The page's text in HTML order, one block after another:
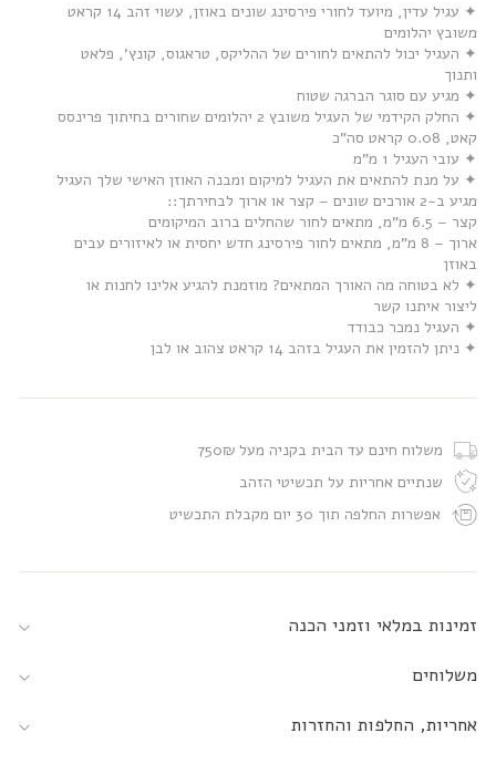
✦ עגיל עדין, מיועד לחורי פירסינג שונים באוזן, עשוי זהב 14 קראט
משובץ יהלומים
✦ העגיל יכול להתאים לחורים של ההליקס, טראגוס, קונץ', פלאט
ותנוך
✦ מגיע עם סוגר הברגה שטוח
✦ החלק הקידמי של העגיל משובץ 2 יהלומים שחורים בחיתוך פרינסס
קאט, 0.08 קראט סה”כ
✦ עובי העגיל 1 מ”מ
✦ על מנת להתאים את העגיל למיקום ומבנה האוזן האישי שלך העגיל
מגיע ב-2 אורכים שונים – קצר או ארוך לבחירתך::
קצר – 6.5 מ”מ, מתאים לחור שהחלים ברוב המיקומים
ארוך – 8 מ”מ, מתאים לחור פירסינג חדש יחסית או לאיזורים עבים
באוזן
✦ לא בטוחה מה האורך המתאים? מוזמנת להגיע אלינו לחנות או
ליצור איתנו קשר
✦ העגיל נמכר כבודד
✦ ניתן להזמין את העגיל בזהב 14 קראט צהוב או לבן
משלוח חינם עד הבית בקניה מעל 750₪
שנתיים אחריות על תכשיטי הזהב
אפשרות החלפה תוך 30 יום מקבלת התכשיט
זמינות במלאי וזמני הכנה
משלוחים
אחריות, החלפות והחזרות